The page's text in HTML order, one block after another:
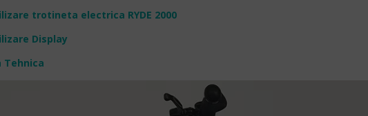
trotineta electrica RYDE 2000
Display
Tehnica